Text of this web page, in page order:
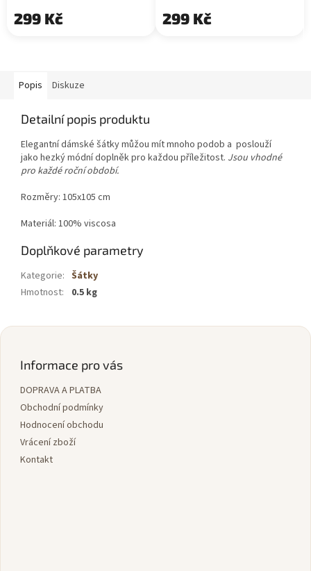
299 Kč 299 Kč
Popis Diskuze
Detailní popis produktu
Elegantní dámské šátky můžou mít mnoho podob a poslouží
jako hezký módní doplněk pro každou příležitost. Jsou vhodné
pro každé roční období.
Rozměry: 105x105 cm
Materiál: 100% viscosa
Doplňkové parametry
Kategorie: Šátky
Hmotnost: 0.5 kg
Z
Informace pro vás
DOPRAVA A PLATBA
Obchodní podmínky
Hodnocení obchodu
Vrácení zboží
Kontakt